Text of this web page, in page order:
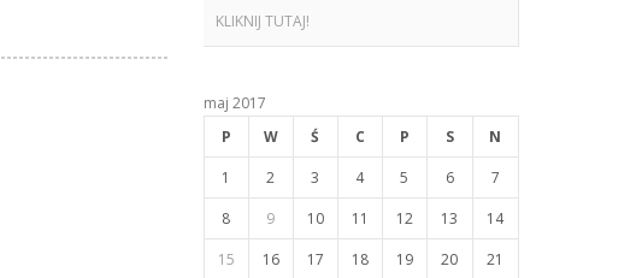
KLIKNIJ TUTAJ!
maj 2017
P
W Ś C P S
N
1
2 3 4 5 6
7
8
9 10 11 12 13
14
15
16 17 18 19 20
21